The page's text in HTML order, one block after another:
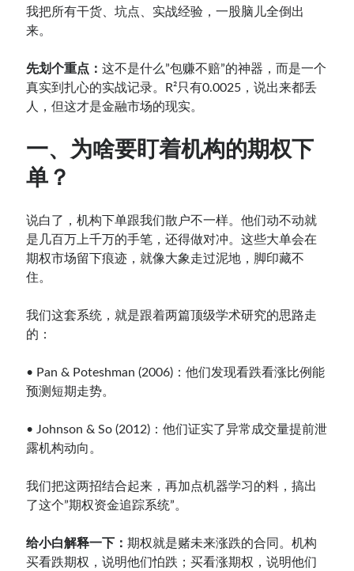
我把所有干货、坑点、实战经验，一股脑儿全倒出
来。
先划个重点：这不是什么”包赚不赔”的神器，而是一个
真实到扎心的实战记录。R²只有0.0025，说出来都丢
人，但这才是金融市场的现实。
一、为啥要盯着机构的期权下
单？
说白了，机构下单跟我们散户不一样。他们动不动就
是几百万上千万的手笔，还得做对冲。这些大单会在
期权市场留下痕迹，就像大象走过泥地，脚印藏不
住。
我们这套系统，就是跟着两篇顶级学术研究的思路走
的：
• Pan & Poteshman (2006)：他们发现看跌看涨比例能
预测短期走势。
• Johnson & So (2012)：他们证实了异常成交量提前泄
露机构动向。
我们把这两招结合起来，再加点机器学习的料，搞出
了这个”期权资金追踪系统”。
给小白解释一下：期权就是赌未来涨跌的合同。机构
买看跌期权，说明他们怕跌；买看涨期权，说明他们